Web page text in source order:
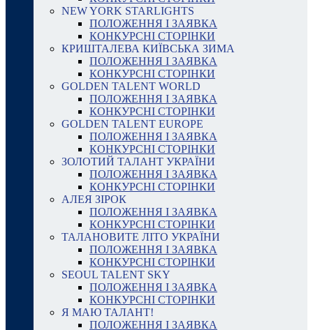
NEW YORK STARLIGHTS
ПОЛОЖЕННЯ І ЗАЯВКА
КОНКУРСНІ СТОРІНКИ
КРИШТАЛЕВА КИЇВСЬКА ЗИМА
ПОЛОЖЕННЯ І ЗАЯВКА
КОНКУРСНІ СТОРІНКИ
GOLDEN TALENT WORLD
ПОЛОЖЕННЯ І ЗАЯВКА
КОНКУРСНІ СТОРІНКИ
GOLDEN TALENT EUROPE
ПОЛОЖЕННЯ І ЗАЯВКА
КОНКУРСНІ СТОРІНКИ
ЗОЛОТИЙ ТАЛАНТ УКРАЇНИ
ПОЛОЖЕННЯ І ЗАЯВКА
КОНКУРСНІ СТОРІНКИ
АЛЕЯ ЗІРОК
ПОЛОЖЕННЯ І ЗАЯВКА
КОНКУРСНІ СТОРІНКИ
ТАЛАНОВИТЕ ЛІТО УКРАЇНИ
ПОЛОЖЕННЯ І ЗАЯВКА
КОНКУРСНІ СТОРІНКИ
SEOUL TALENT SKY
ПОЛОЖЕННЯ І ЗАЯВКА
КОНКУРСНІ СТОРІНКИ
Я МАЮ ТАЛАНТ!
ПОЛОЖЕННЯ І ЗАЯВКА